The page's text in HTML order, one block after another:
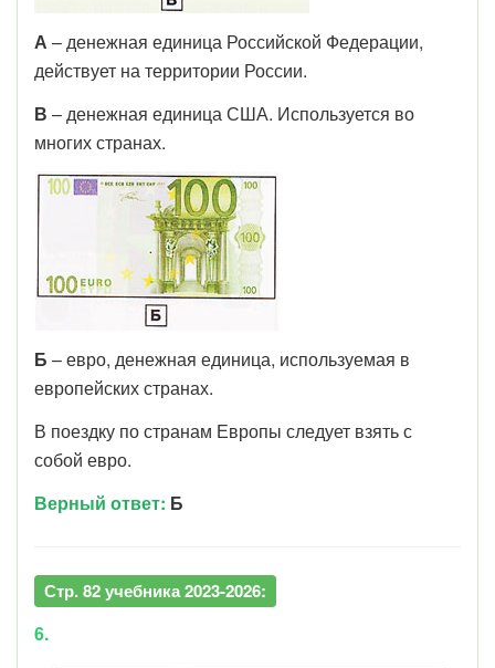
А – денежная единица Российской Федерации,
действует на территории России.
В – денежная единица США. Используется во
многих странах.
Б – евро, денежная единица, используемая в
европейских странах.
В поездку по странам Европы следует взять с
собой евро.
Верный ответ: Б
Стр. 82 учебника 2023-2026:
6.